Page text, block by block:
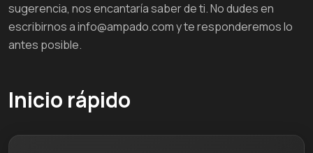
sugerencia, nos encantaría saber de ti. No dudes en
escribirnos a info@ampado.com y te responderemos lo
antes posible.
Inicio rápido